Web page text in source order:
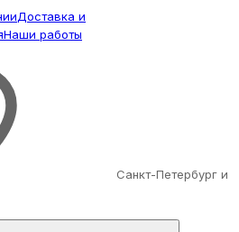
Доставка и
Наши работы
Санкт-Петербург и